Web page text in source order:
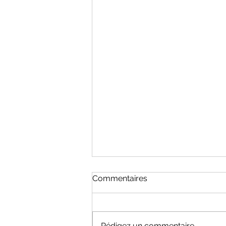
Prochaines villes sur la liste
!!!
Commentaires